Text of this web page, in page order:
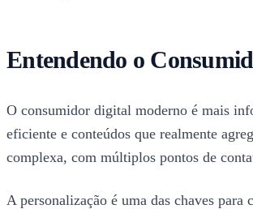
Entendendo o
O consumidor digital moderno é mais
eficiente e conteúdos que realmente
complexa, com múltiplos pontos de
A personalização é uma das chaves